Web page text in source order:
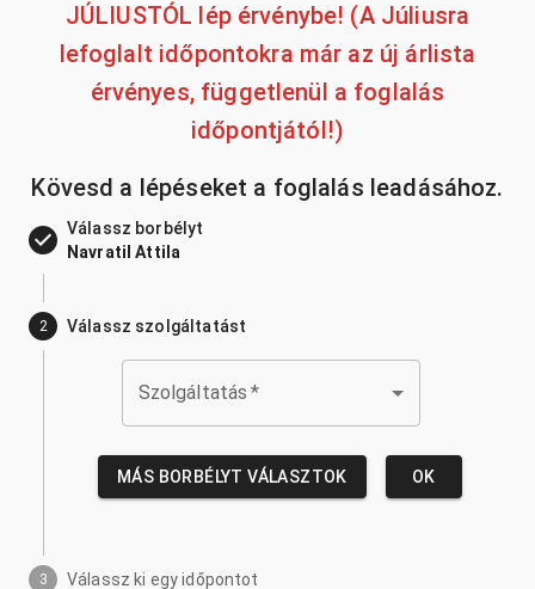
JÚLIUSTÓL lép érvénybe! (A Júliusra
lefoglalt időpontokra már az új árlista
érvényes, függetlenül a foglalás
időpontjától!)
Kövesd a lépéseket a foglalás leadásához.
Válassz borbélyt
Navratil Attila
2 Válassz szolgáltatást
Szolgáltatás *
MÁS BORBÉLYT VÁLASZTOK OK
3 Válassz ki egy időpontot